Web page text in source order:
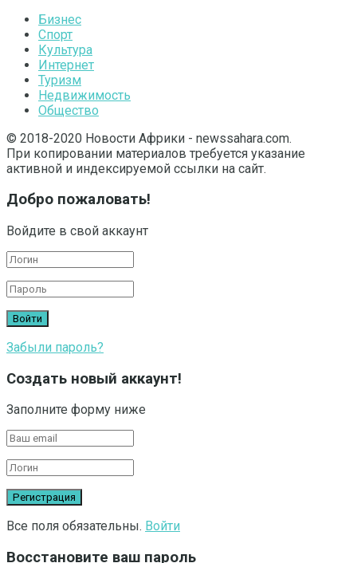
Бизнес
Спорт
Культура
Интернет
Туризм
Недвижимость
Общество
© 2018-2020 Новости Африки - newssahara.com.
При копировании материалов требуется указание
активной и индексируемой ссылки на сайт.
Добро пожаловать!
Войдите в свой аккаунт
Забыли пароль?
Создать новый аккаунт!
Заполните форму ниже
Все поля обязательны. Войти
Восстановите ваш пароль